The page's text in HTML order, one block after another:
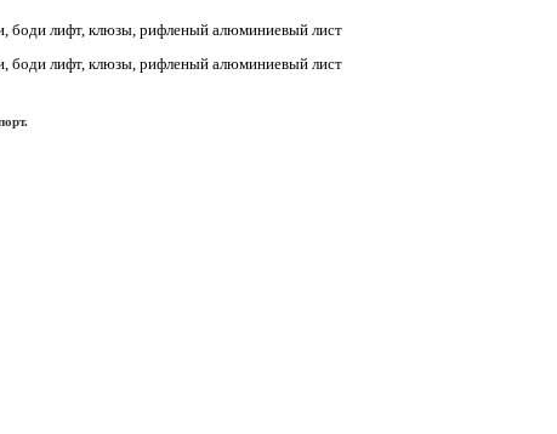
боди лифт, клюзы, рифленый алюминиевый лист
боди лифт, клюзы, рифленый алюминиевый лист